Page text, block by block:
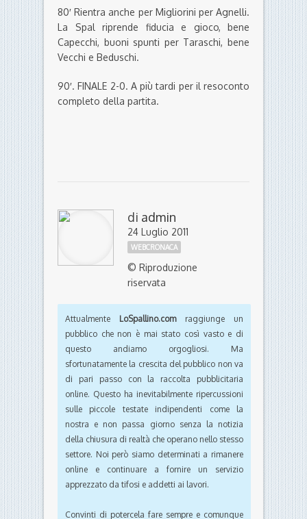
80′ Rientra anche per Migliorini per Agnelli.
La Spal riprende fiducia e gioco, bene
Capecchi, buoni spunti per Taraschi, bene
Vecchi e Beduschi.
90′. FINALE 2-0. A più tardi per il resoconto
completo della partita.
di admin
24 Luglio 2011
WEBCRONACA
© Riproduzione
riservata
Attualmente LoSpallino.comraggiunge un
pubblico che non è mai stato così vasto e di
questo andiamo orgogliosi. Ma
sfortunatamente la crescita del pubblico non va
di pari passo con la raccolta pubblicitaria
online. Questo ha inevitabilmente ripercussioni
sulle piccole testate indipendenti come la
nostra e non passa giorno senza la notizia
della chiusura di realtà che operano nello stesso
settore. Noi però siamo determinati a rimanere
online e continuare a fornire un servizio
apprezzato da tifosi e addetti ai lavori.
Convinti di potercela fare sempre e comunque